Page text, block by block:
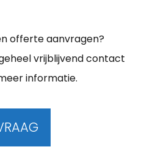
offerte aanvragen?
vrijblijvend contact
informatie.